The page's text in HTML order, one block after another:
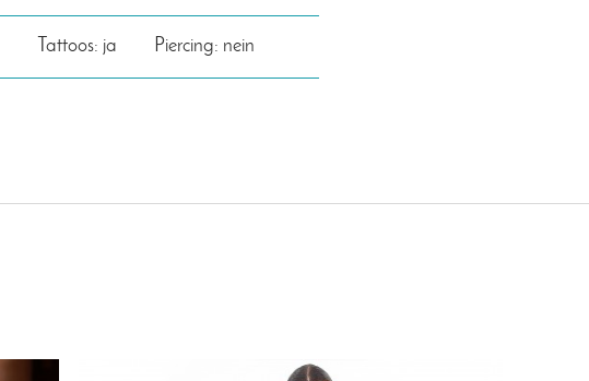
Tattoos: ja Piercing: nein